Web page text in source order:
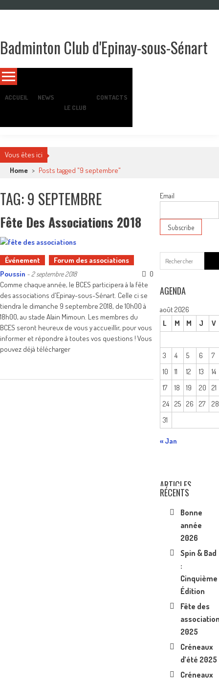
Badminton Club d'Epinay-sous-Sénart
ACCUEIL
NEWS
LE CLUB
CONTACTS
Vous êtes ici
Home > Posts tagged "9 septembre"
TAG: 9 SEPTEMBRE
Fête Des Associations 2018
Événement
Forum des associations
Poussin - 2 septembre 2018
0
Comme chaque année, le BCES participera à la fête
des associations d'Epinay-sous-Sénart. Celle ci se
tiendra le dimanche 9 septembre 2018, de 10h00 à
18h00, au stade Alain Mimoun. Les membres du
BCES seront heureux de vous y accueillir, pour vous
informer et répondre à toutes vos questions ! Vous
pouvez déjà télécharger
Email
for:
AGENDA
août 2026
L
M M J V
3 4 5 6
7
10
11 12 13
14
17
18 19 20
21
24 25 26 27
28
31
« Jan
ARTICLES
RÉCENTS
Bonne
année
2026
Spin & Bad
:
Cinquième
Édition
Fête des
2025
Créneaux
d’été 2025
Créneaux